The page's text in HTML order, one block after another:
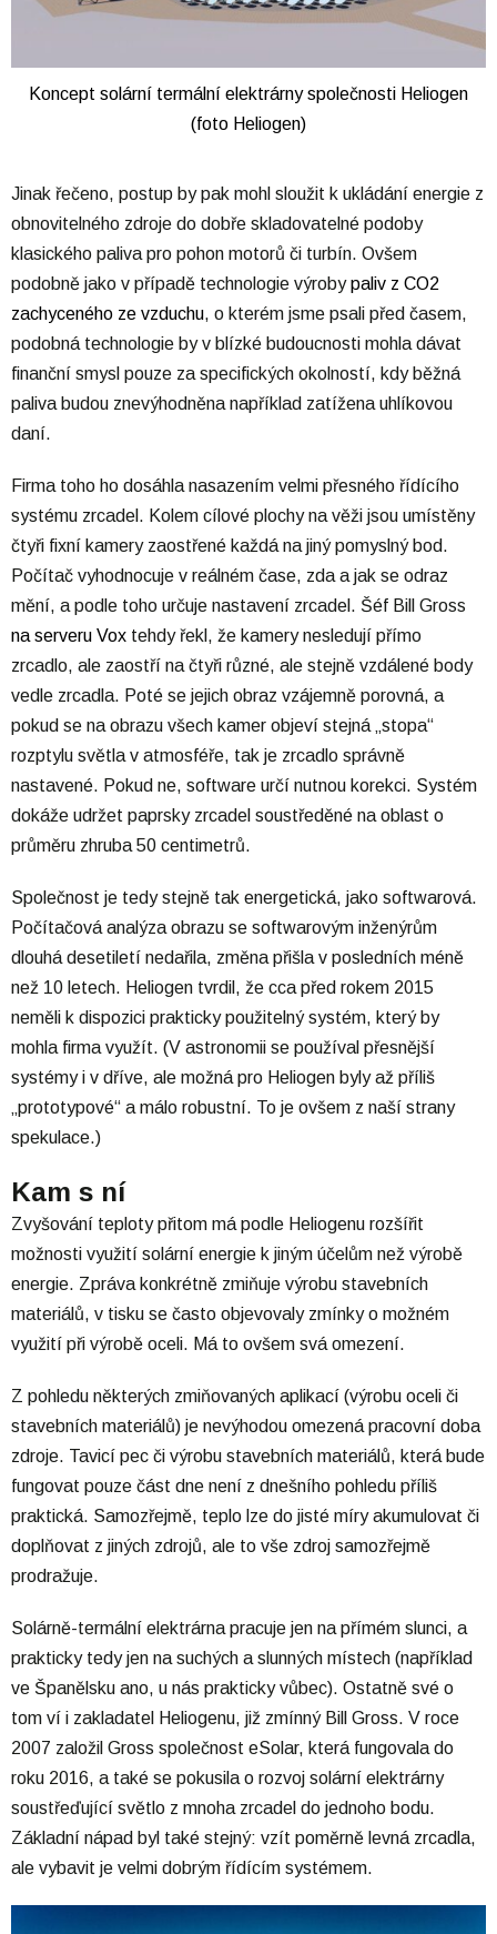
Koncept solární termální elektrárny společnosti Heliogen
(foto Heliogen)
Jinak řečeno, postup by pak mohl sloužit k ukládání energie z
obnovitelného zdroje do dobře skladovatelné podoby
klasického paliva pro pohon motorů či turbín. Ovšem
podobně jako v případě technologie výrobypaliv z CO2
zachyceného ze vzduchu, o kterém jsme psali před časem,
podobná technologie by v blízké budoucnosti mohla dávat
finanční smysl pouze za specifických okolností, kdy běžná
paliva budou znevýhodněna například zatížena uhlíkovou
daní.
Firma toho ho dosáhla nasazením velmi přesného řídícího
systému zrcadel. Kolem cílové plochy na věži jsou umístěny
čtyři fixní kamery zaostřené každá na jiný pomyslný bod.
Počítač vyhodnocuje v reálném čase, zda a jak se odraz
mění, a podle toho určuje nastavení zrcadel. Šéf Bill Gross
na serveru Vox tehdy řekl, že kamery nesledují přímo
zrcadlo, ale zaostří na čtyři různé, ale stejně vzdálené body
vedle zrcadla. Poté se jejich obraz vzájemně porovná, a
pokud se na obrazu všech kamer objeví stejná „stopa“
rozptylu světla v atmosféře, tak je zrcadlo správně
nastavené. Pokud ne, software určí nutnou korekci. Systém
dokáže udržet paprsky zrcadel soustředěné na oblast o
průměru zhruba 50 centimetrů.
Společnost je tedy stejně tak energetická, jako softwarová.
Počítačová analýza obrazu se softwarovým inženýrům
dlouhá desetiletí nedařila, změna přišla v posledních méně
než 10 letech. Heliogen tvrdil, že cca před rokem 2015
neměli k dispozici prakticky použitelný systém, který by
mohla firma využít. (V astronomii se používal přesnější
systémy i v dříve, ale možná pro Heliogen byly až příliš
„prototypové“ a málo robustní. To je ovšem z naší strany
spekulace.)
Kam s ní
Zvyšování teploty přitom má podle Heliogenu rozšířit
možnosti využití solární energie k jiným účelům než výrobě
energie. Zpráva konkrétně zmiňuje výrobu stavebních
materiálů, v tisku se často objevovaly zmínky o možném
využití při výrobě oceli. Má to ovšem svá omezení.
Z pohledu některých zmiňovaných aplikací (výrobu oceli či
stavebních materiálů) je nevýhodou omezená pracovní doba
zdroje. Tavicí pec či výrobu stavebních materiálů, která bude
fungovat pouze část dne není z dnešního pohledu příliš
praktická. Samozřejmě, teplo lze do jisté míry akumulovat či
doplňovat z jiných zdrojů, ale to vše zdroj samozřejmě
prodražuje.
Solárně-termální elektrárna pracuje jen na přímém slunci, a
prakticky tedy jen na suchých a slunných místech (například
ve Španělsku ano, u nás prakticky vůbec). Ostatně své o
tom ví i zakladatel Heliogenu, již zmínný Bill Gross. V roce
2007 založil Gross společnost eSolar, která fungovala do
roku 2016, a také se pokusila o rozvoj solární elektrárny
soustřeďující světlo z mnoha zrcadel do jednoho bodu.
Základní nápad byl také stejný: vzít poměrně levná zrcadla,
ale vybavit je velmi dobrým řídícím systémem.